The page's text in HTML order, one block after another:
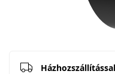
Házhozszállítással